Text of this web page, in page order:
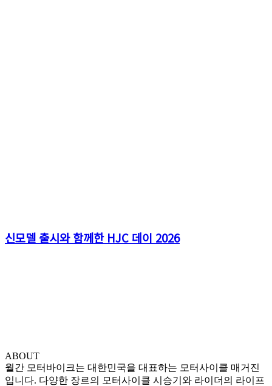
신모델 출시와 함께한 HJC 데이 2026
ABOUT
월간 모터바이크는 대한민국을 대표하는 모터사이클 매거진
입니다. 다양한 장르의 모터사이클 시승기와 라이더의 라이프